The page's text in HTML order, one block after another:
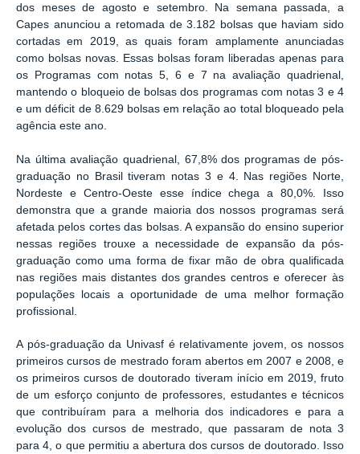
dos meses de agosto e setembro. Na semana passada, a
Capes anunciou a retomada de 3.182 bolsas que haviam sido
cortadas em 2019, as quais foram amplamente anunciadas
como bolsas novas. Essas bolsas foram liberadas apenas para
os Programas com notas 5, 6 e 7 na avaliação quadrienal,
mantendo o bloqueio de bolsas dos programas com notas 3 e 4
e um déficit de 8.629 bolsas em relação ao total bloqueado pela
agência este ano.
Na última avaliação quadrienal, 67,8% dos programas de pós-
graduação no Brasil tiveram notas 3 e 4. Nas regiões Norte,
Nordeste e Centro-Oeste esse índice chega a 80,0%. Isso
demonstra que a grande maioria dos nossos programas será
afetada pelos cortes das bolsas. A expansão do ensino superior
nessas regiões trouxe a necessidade de expansão da pós-
graduação como uma forma de fixar mão de obra qualificada
nas regiões mais distantes dos grandes centros e oferecer às
populações locais a oportunidade de uma melhor formação
profissional.
A pós-graduação da Univasf é relativamente jovem, os nossos
primeiros cursos de mestrado foram abertos em 2007 e 2008, e
os primeiros cursos de doutorado tiveram início em 2019, fruto
de um esforço conjunto de professores, estudantes e técnicos
que contribuíram para a melhoria dos indicadores e para a
evolução dos cursos de mestrado, que passaram de nota 3
para 4, o que permitiu a abertura dos cursos de doutorado. Isso